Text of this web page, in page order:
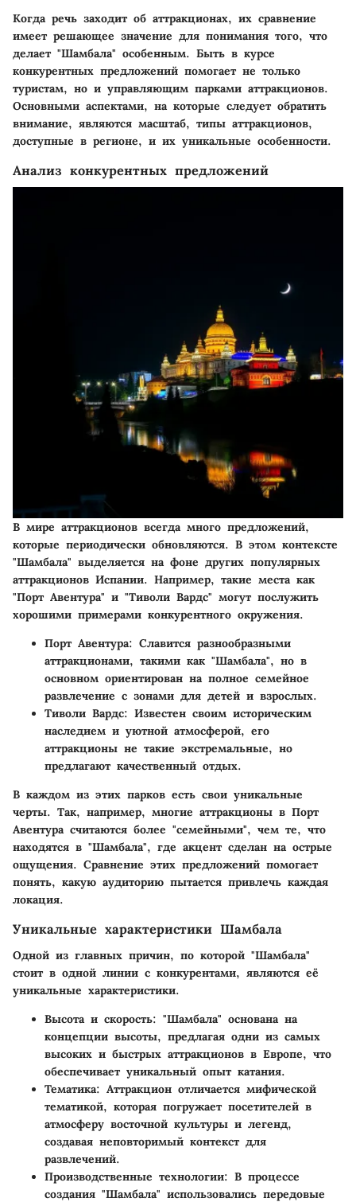
Когда речь заходит об аттракционах, их сравнение
имеет решающее значение для понимания того, что
делает "Шамбала" особенным. Быть в курсе
конкурентных предложений помогает не только
туристам, но и управляющим парками аттракционов.
Основными аспектами, на которые следует обратить
внимание, являются масштаб, типы аттракционов,
доступные в регионе, и их уникальные особенности.
Анализ конкурентных предложений
В мире аттракционов всегда много предложений,
которые периодически обновляются. В этом контексте
"Шамбала" выделяется на фоне других популярных
аттракционов Испании. Например, такие места как
"Порт Авентура" и "Тиволи Вардс" могут послужить
хорошими примерами конкурентного окружения.
Порт Авентура: Славится разнообразными
аттракционами, такими как "Шамбала", но в
основном ориентирован на полное семейное
развлечение с зонами для детей и взрослых.
Тиволи Вардс: Известен своим историческим
наследием и уютной атмосферой, его
аттракционы не такие экстремальные, но
предлагают качественный отдых.
В каждом из этих парков есть свои уникальные
черты. Так, например, многие аттракционы в Порт
Авентура считаются более "семейными", чем те, что
находятся в "Шамбала", где акцент сделан на острые
ощущения. Сравнение этих предложений помогает
понять, какую аудиторию пытается привлечь каждая
локация.
Уникальные характеристики Шамбала
Одной из главных причин, по которой "Шамбала"
стоит в одной линии с конкурентами, являются её
уникальные характеристики.
Высота и скорость: "Шамбала" основана на
концепции высоты, предлагая одни из самых
высоких и быстрых аттракционов в Европе, что
обеспечивает уникальный опыт катания.
Тематика: Аттракцион отличается мифической
тематикой, которая погружает посетителей в
атмосферу восточной культуры и легенд,
создавая неповторимый контекст для
развлечений.
Производственные технологии: В процессе
создания "Шамбала" использовались передовые